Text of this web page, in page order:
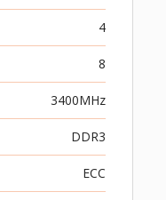
4
8
3400MHz
DDR3
ECC